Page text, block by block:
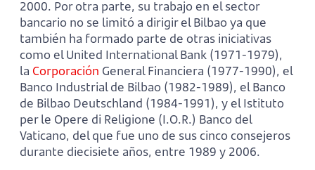
2000. Por otra parte, su trabajo en el sector
bancario no se limitó a dirigir el Bilbao ya que
también ha formado parte de otras iniciativas
como el United International Bank (1971-1979),
la Corporación General Financiera (1977-1990), el
Banco Industrial de Bilbao (1982-1989), el Banco
de Bilbao Deutschland (1984-1991), y el Istituto
per le Opere di Religione (I.O.R.) Banco del
Vaticano, del que fue uno de sus cinco consejeros
durante diecisiete años, entre 1989 y 2006.